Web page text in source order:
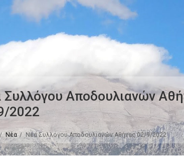
Αποδουλιανών
2022
Νέα Νέα Συλλόγου Αποδουλιανών Αθήνας 02/9/2022